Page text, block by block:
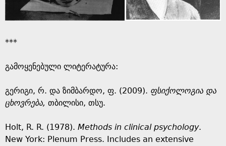
***
გამოყენებული ლიტერატურა:
გერიგი, რ. და ზიმბარდო, ფ. (2009). ფსიქოლოგია და
ცხოვრება, თბილისი, თსუ.
Holt, R. R. (1978). Methods in clinical psychology.
New York: Plenum Press. Includes an extensive